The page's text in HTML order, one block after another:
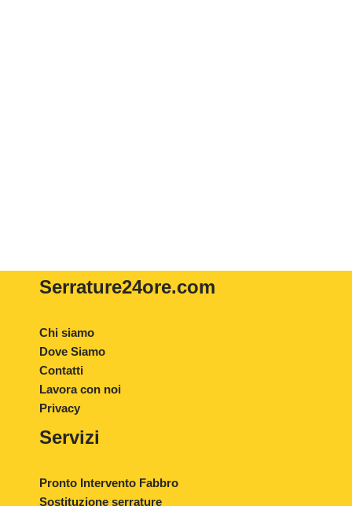
Serrature24ore.com
Chi siamo
Dove Siamo
Contatti
Lavora con noi
Privacy
Servizi
Pronto Intervento Fabbro
Sostituzione serrature